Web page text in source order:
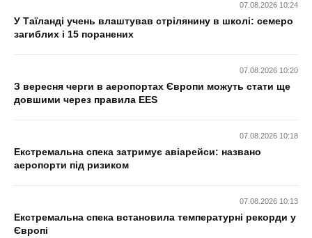
07.08.2026 10:24
У Таїланді учень влаштував стрілянину в школі: семеро
загиблих і 15 поранених
07.08.2026 10:20
З вересня черги в аеропортах Європи можуть стати ще
довшими через правила EES
07.08.2026 10:18
Екстремальна спека затримує авіарейси: названо
аеропорти під ризиком
07.08.2026 10:13
Екстремальна спека встановила температурні рекорди у
Європі